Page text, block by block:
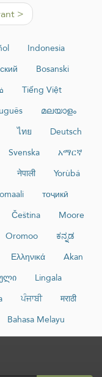
>
Indonesia
Bosanski
Tiếng Việt
മലയാളം
ไทย
Deutsch
Svenska
አማርኛ
नेपाली
Yorùbá
тоҷикӣ
Čeština
Moore
Oromoo
ಕನ್ನಡ
Ελληνικά
Akan
Lingala
ਪੰਜਾਬੀ
मराठी
Bahasa Melayu